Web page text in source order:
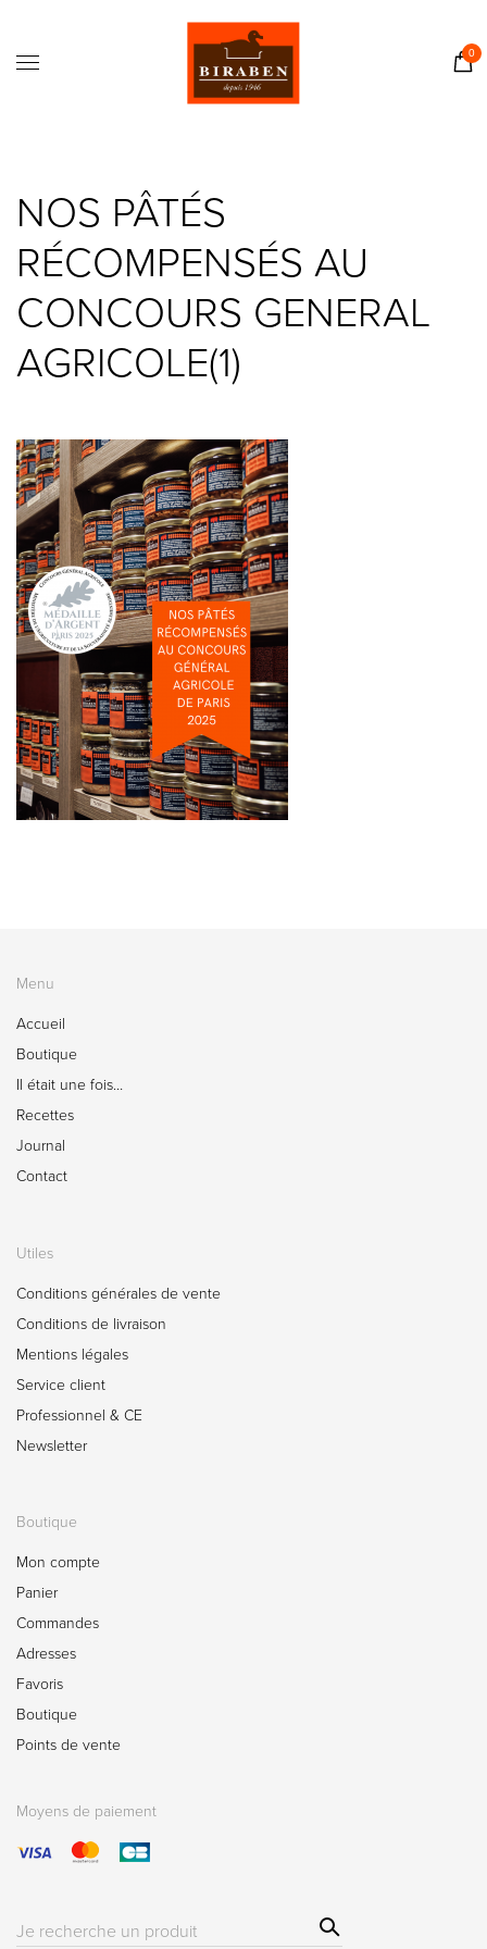
0
Contact
NOS PÂTÉS
RÉCOMPENSÉS AU
CONCOURS GENERAL
AGRICOLE(1)
Menu
Accueil
Boutique
Il était une fois…
Recettes
Journal
Contact
Utiles
Conditions générales de vente
Conditions de livraison
Mentions légales
Service client
Professionnel & CE
Newsletter
Boutique
Mon compte
Panier
Commandes
Adresses
Favoris
Boutique
Points de vente
Moyens de paiement
Résultat(s)
Sear
ch